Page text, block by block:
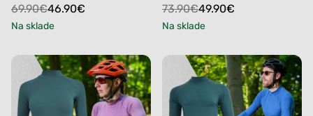
69.90€
Original
price
69.90€.
46.90€
Current
price
46.90€.
Na sklade
73.90€
Original
price
73.90€.
49.90€
Current
price
49.90€.
Na sklade